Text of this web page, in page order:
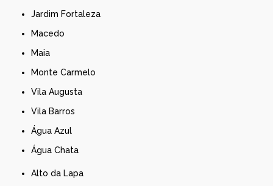
Jardim Fortaleza
Macedo
Maia
Monte Carmelo
Vila Augusta
Vila Barros
Água Azul
Água Chata
Alto da Lapa